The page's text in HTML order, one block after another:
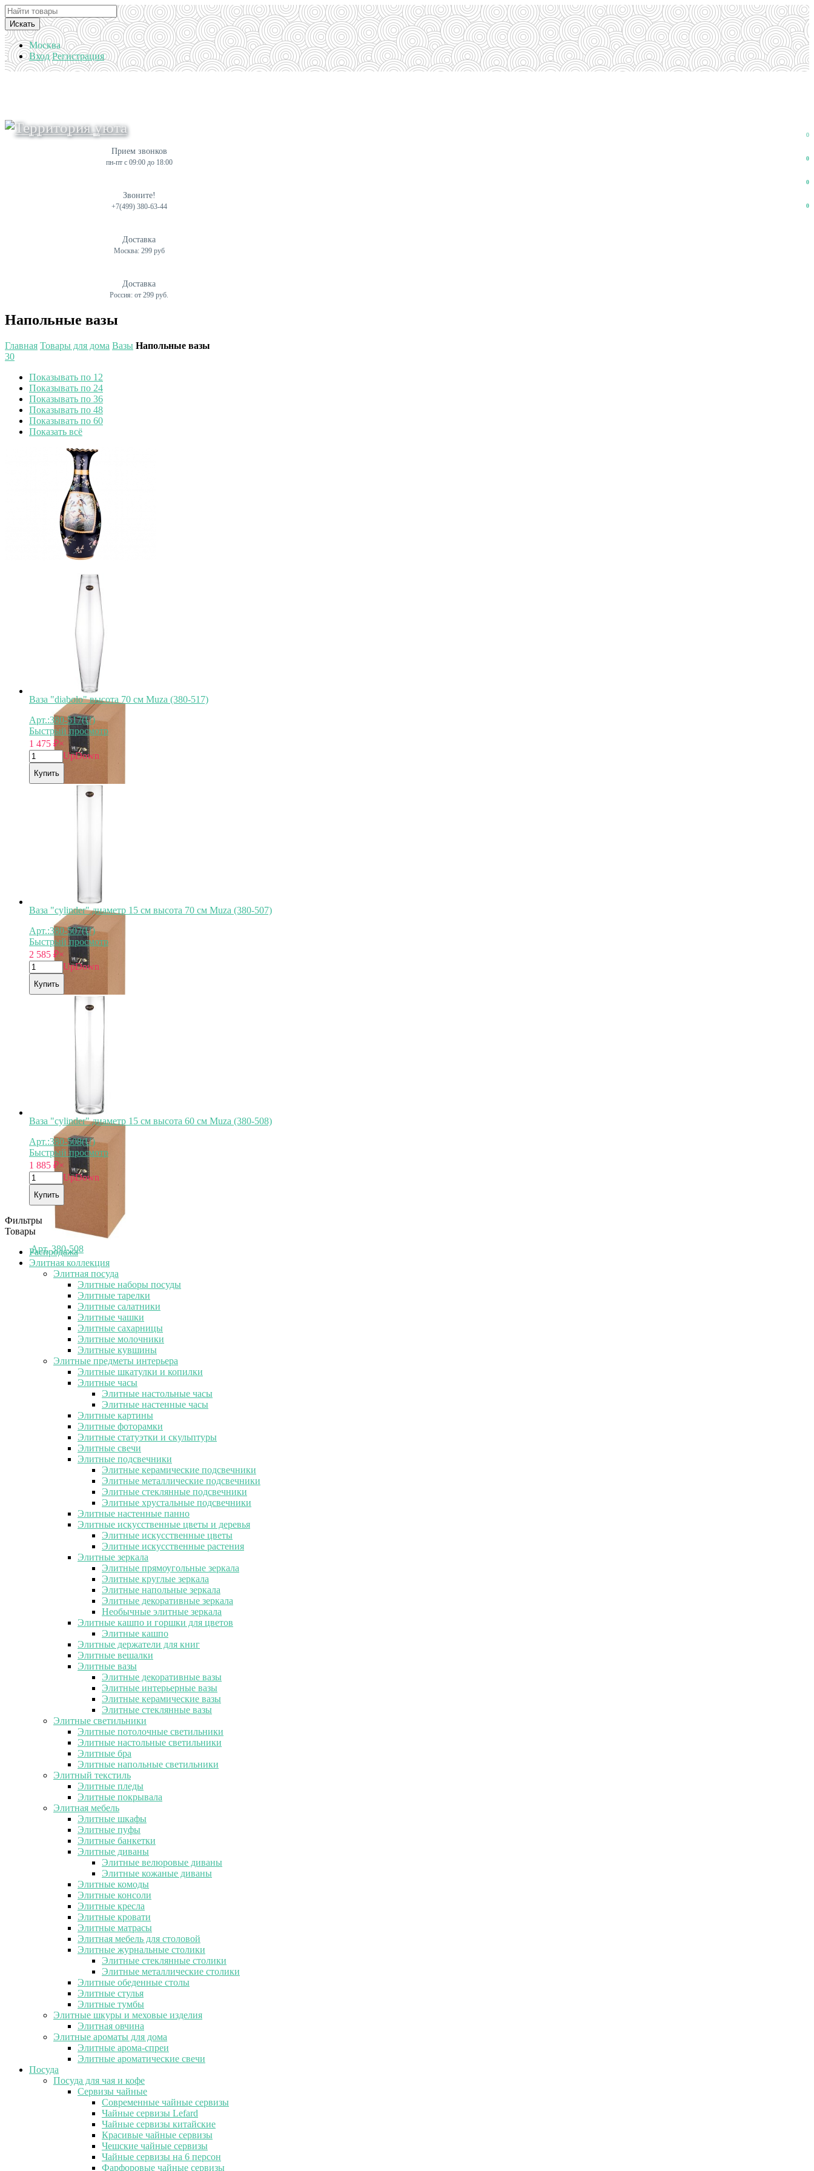
Искать
Москва
Вход Регистрация
0
0
0
0
Прием звонков
пн-пт с 09:00 до 18:00
Звоните!
+7(499) 380-63-44
Доставка
Москва: 299 руб
Доставка
Россия: от 299 руб.
Напольные вазы
Главная Товары для дома Вазы Напольные вазы
30
Показывать по 12
Показывать по 24
Показывать по 36
Показывать по 48
Показывать по 60
Показать всё
Ваза "diabolo" высота 70 см Muza (380-517)
Арт.:380-517(U)
Быстрый просмотр
1 475 ₽×
UpDown
Купить
380-507
Ваза "cylinder" диаметр 15 см высота 70 см Muza (380-507)
Арт.:380-507(U)
Быстрый просмотр
2 585 ₽×
UpDown
Купить
Арт. 380-508
Ваза "cylinder" диаметр 15 см высота 60 см Muza (380-508)
Арт.:380-508(U)
Быстрый просмотр
1 885 ₽×
UpDown
Купить
Фильтры
Товары
Распродажа
Элитная коллекция
Элитная посуда
Элитные наборы посуды
Элитные тарелки
Элитные салатники
Элитные чашки
Элитные сахарницы
Элитные молочники
Элитные кувшины
Элитные предметы интерьера
Элитные шкатулки и копилки
Элитные часы
Элитные настольные часы
Элитные настенные часы
Элитные картины
Элитные фоторамки
Элитные статуэтки и скульптуры
Элитные свечи
Элитные подсвечники
Элитные керамические подсвечники
Элитные металлические подсвечники
Элитные стеклянные подсвечники
Элитные хрустальные подсвечники
Элитные настенные панно
Элитные искусственные цветы и деревья
Элитные искусственные цветы
Элитные искусственные растения
Элитные зеркала
Элитные прямоугольные зеркала
Элитные круглые зеркала
Элитные напольные зеркала
Элитные декоративные зеркала
Необычные элитные зеркала
Элитные кашпо и горшки для цветов
Элитные кашпо
Элитные держатели для книг
Элитные вешалки
Элитные вазы
Элитные декоративные вазы
Элитные интерьерные вазы
Элитные керамические вазы
Элитные стеклянные вазы
Элитные светильники
Элитные потолочные светильники
Элитные настольные светильники
Элитные бра
Элитные напольные светильники
Элитный текстиль
Элитные пледы
Элитные покрывала
Элитная мебель
Элитные шкафы
Элитные пуфы
Элитные банкетки
Элитные диваны
Элитные велюровые диваны
Элитные кожаные диваны
Элитные комоды
Элитные консоли
Элитные кресла
Элитные кровати
Элитные матрасы
Элитная мебель для столовой
Элитные журнальные столики
Элитные стеклянные столики
Элитные металлические столики
Элитные обеденные столы
Элитные стулья
Элитные тумбы
Элитные шкуры и меховые изделия
Элитная овчина
Элитные ароматы для дома
Элитные арома-спреи
Элитные ароматические свечи
Посуда
Посуда для чая и кофе
Сервизы чайные
Современные чайные сервизы
Чайные сервизы Lefard
Чайные сервизы китайские
Красивые чайные сервизы
Чешские чайные сервизы
Чайные сервизы на 6 персон
Фарфоровые чайные сервизы